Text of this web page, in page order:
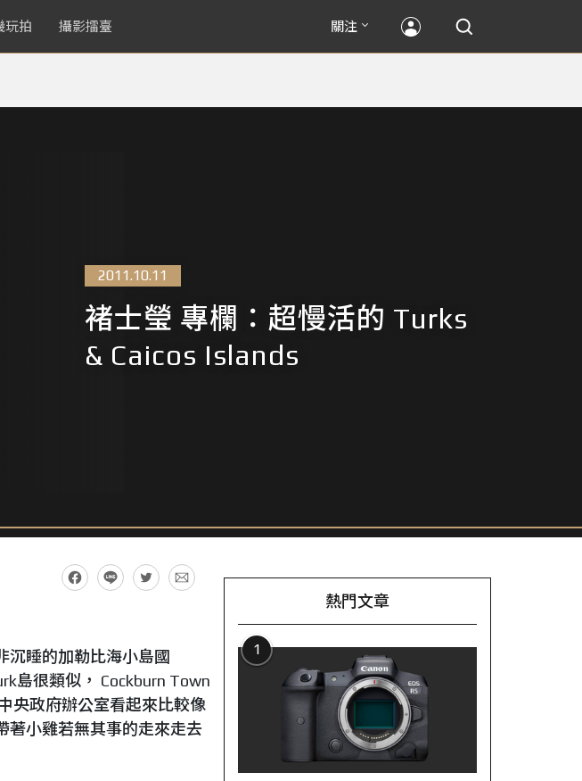
玩拍 攝影擂臺 關注
2011.10.11
褚士瑩 專欄：超慢活的 Turks
& Caicos Islands
沉睡的加勒比海小島國
島很類似， Cockburn Town
央政府辦公室看起來比較像
著小雞若無其事的走來走去
熱門文章
1